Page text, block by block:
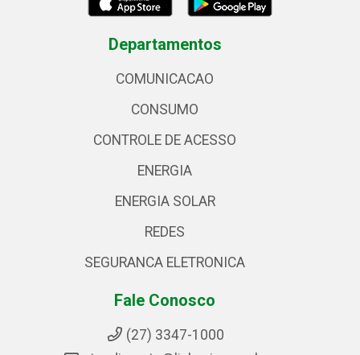
Departamentos
COMUNICACAO
CONSUMO
CONTROLE DE ACESSO
ENERGIA
ENERGIA SOLAR
REDES
SEGURANCA ELETRONICA
Fale Conosco
(27) 3347-1000